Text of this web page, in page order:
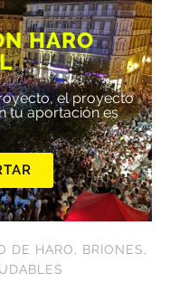
HARO
el proyecto
tu aportación es
DE HARO, BRIONES,